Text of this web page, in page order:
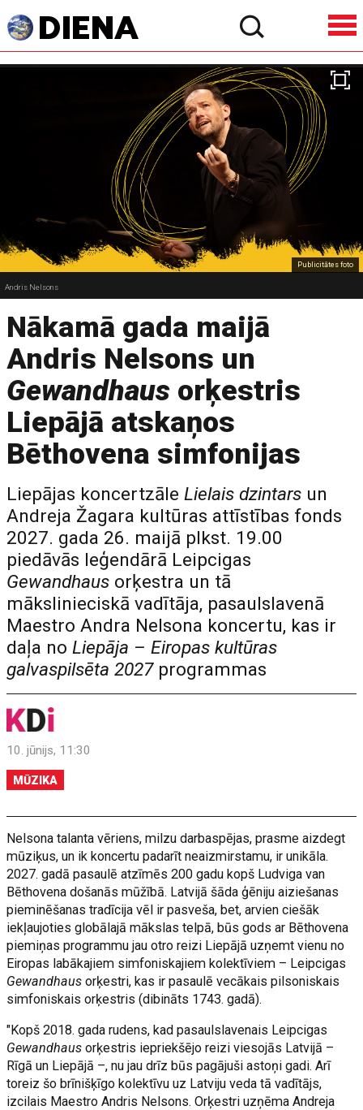
Publicitātes foto
Andris Nelsons
Nākamā gada maijā
Andris Nelsons un
Gewandhaus orķestris
Liepājā atskaņos
Bēthovena simfonijas
Liepājas koncertzāleLielais dzintars un
Andreja Žagara kultūras attīstības fonds
2027. gada 26. maijā plkst. 19.00
piedāvās leģendārā Leipcigas
Gewandhaus orķestra un tā
mākslinieciskā vadītāja, pasaulslavenā
Maestro Andra Nelsona koncertu, kas ir
daļa noLiepāja – Eiropas kultūras
galvaspilsēta 2027programmas
10. jūnijs, 11:30
MŪZIKA
Nelsona talanta vēriens, milzu darbaspējas, prasme aizdegt
mūziķus, un ik koncertu padarīt neaizmirstamu, ir unikāla.
2027. gadā pasaulē atzīmēs 200 gadu kopš Ludviga van
Bēthovena došanās mūžībā. Latvijā šāda ģēniju aiziešanas
pieminēšanas tradīcija vēl ir pasveša, bet, arvien ciešāk
iekļaujoties globālajā mākslas telpā, būs gods ar Bēthovena
piemiņas programmu jau otro reizi Liepājā uzņemt vienu no
Eiropas labākajiem simfoniskajiem kolektīviem – Leipcigas
Gewandhaus orķestri, kas ir pasaulē vecākais pilsoniskais
simfoniskais orķestris (dibināts 1743. gadā).
"Kopš 2018. gada rudens, kad pasaulslavenais Leipcigas
Gewandhaus orķestris iepriekšējo reizi viesojās Latvijā –
Rīgā un Liepājā –, nu jau drīz būs pagājuši astoņi gadi. Arī
toreiz šo brīnišķīgo kolektīvu uz Latviju veda tā vadītājs,
izcilais Maestro Andris Nelsons. Orķestri uzņēma Andreja